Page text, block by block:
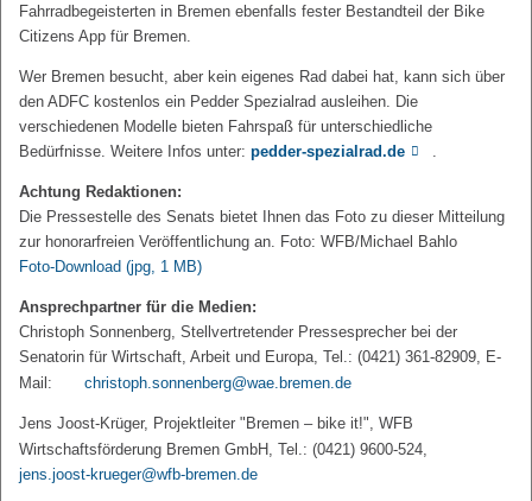
Fahrradbegeisterten in Bremen ebenfalls fester Bestandteil der Bike
Citizens App für Bremen.
Wer Bremen besucht, aber kein eigenes Rad dabei hat, kann sich über
den ADFC kostenlos ein Pedder Spezialrad ausleihen. Die
verschiedenen Modelle bieten Fahrspaß für unterschiedliche
Bedürfnisse. Weitere Infos unter: pedder-spezialrad.de
Achtung Redaktionen:
Die Pressestelle des Senats bietet Ihnen das Foto zu dieser Mitteilung
zur honorarfreien Veröffentlichung an. Foto: WFB/Michael Bahlo
Foto-Download (jpg, 1 MB)
Ansprechpartner für die Medien:
Christoph Sonnenberg, Stellvertretender Pressesprecher bei der
Senatorin für Wirtschaft, Arbeit und Europa, Tel.: (0421) 361-82909, E-
Mail:
christoph.sonnenberg@wae.bremen.de
Jens Joost-Krüger, Projektleiter "Bremen – bike it!", WFB
Wirtschaftsförderung Bremen GmbH, Tel.: (0421) 9600-524,
jens.joost-krueger@wfb-bremen.de